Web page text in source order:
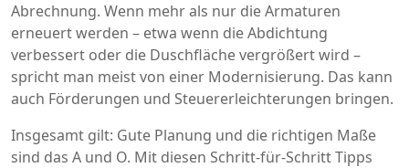
Abrechnung. Wenn mehr als nur die Armaturen
erneuert werden – etwa wenn die Abdichtung
verbessert oder die Duschfläche vergrößert wird –
spricht man meist von einer Modernisierung. Das kann
auch Förderungen und Steuererleichterungen bringen.
Insgesamt gilt: Gute Planung und die richtigen Maße
sind das A und O. Mit diesen Schritt-für-Schritt Tipps